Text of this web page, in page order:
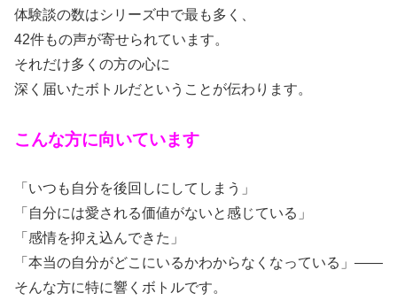
体験談の数はシリーズ中で最も多く、
42件もの声が寄せられています。
それだけ多くの方の心に
深く届いたボトルだということが伝わります。
こんな方に向いています
「いつも自分を後回しにしてしまう」
「自分には愛される価値がないと感じている」
「感情を抑え込んできた」
「本当の自分がどこにいるかわからなくなっている」——
そんな方に特に響くボトルです。